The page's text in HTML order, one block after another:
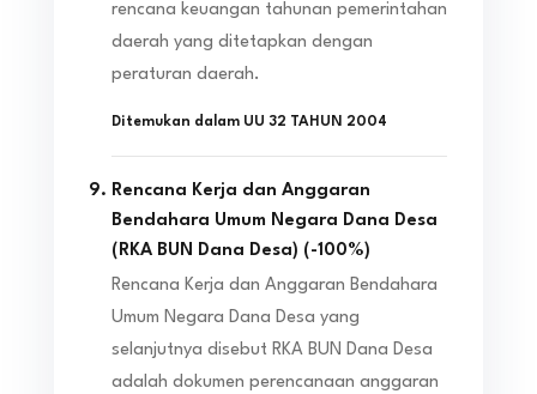
rencana keuangan tahunan pemerintahan
daerah yang ditetapkan dengan
peraturan daerah.
Ditemukan dalam UU 32 TAHUN 2004
Rencana Kerja dan Anggaran
Bendahara Umum Negara Dana Desa
(RKA BUN Dana Desa) ( -100%)
Rencana Kerja dan Anggaran Bendahara
Umum Negara Dana Desa yang
selanjutnya disebut RKA BUN Dana Desa
adalah dokumen perencanaan anggaran